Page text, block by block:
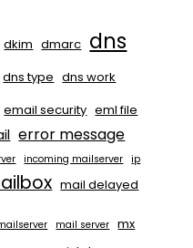
dkim dmarc dns
dns type dns work
email security eml file
error message
incoming mailserver
ip
mail delayed
mail server
mx